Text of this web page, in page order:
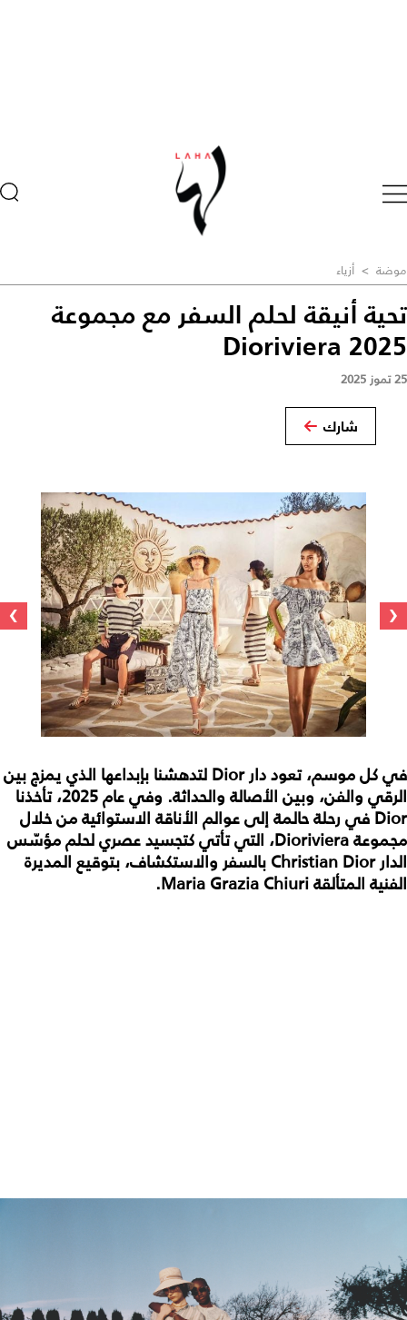
موضة > أزياء
تحية أنيقة لحلم السفر مع مجموعة
2025 Dioriviera
25 تموز 2025
شارك
‹
›
في كل موسم، تعود دار Dior لتدهشنا بإبداعها الذي يمزج بين
الرقي والفن، وبين الأصالة والحداثة. وفي عام 2025، تأخذنا
Dior في رحلة حالمة إلى عوالم الأناقة الاستوائية من خلال
مجموعة Dioriviera، التي تأتي كتجسيد عصري لحلم مؤسّس
الدار Christian Dior بالسفر والاستكشاف، بتوقيع المديرة
الفنية المتألقة Maria Grazia Chiuri.